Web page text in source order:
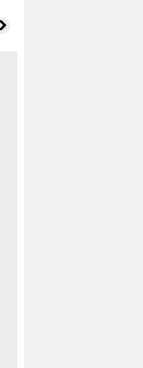
Box Office